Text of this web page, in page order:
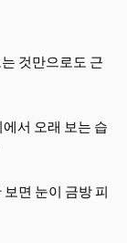
것만으로도 근
서 오래 보는 습
면 눈이 금방 피